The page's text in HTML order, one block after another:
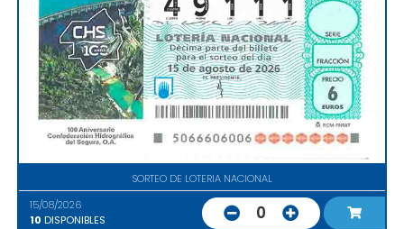
SORTEO DE LOTERIA NACIONAL
15/08/2026
10 DISPONIBLES 0